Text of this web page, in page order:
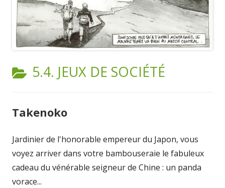
CATEGORY:
5.4. JEUX DE SOCIÉTÉ
Takenoko
Jardinier de l'honorable empereur du Japon, vous
voyez arriver dans votre bambouseraie le fabuleux
cadeau du vénérable seigneur de Chine : un panda
vorace...